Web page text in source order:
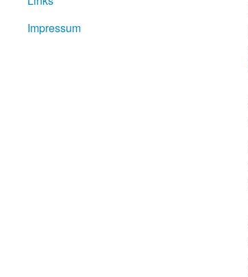
Impressum